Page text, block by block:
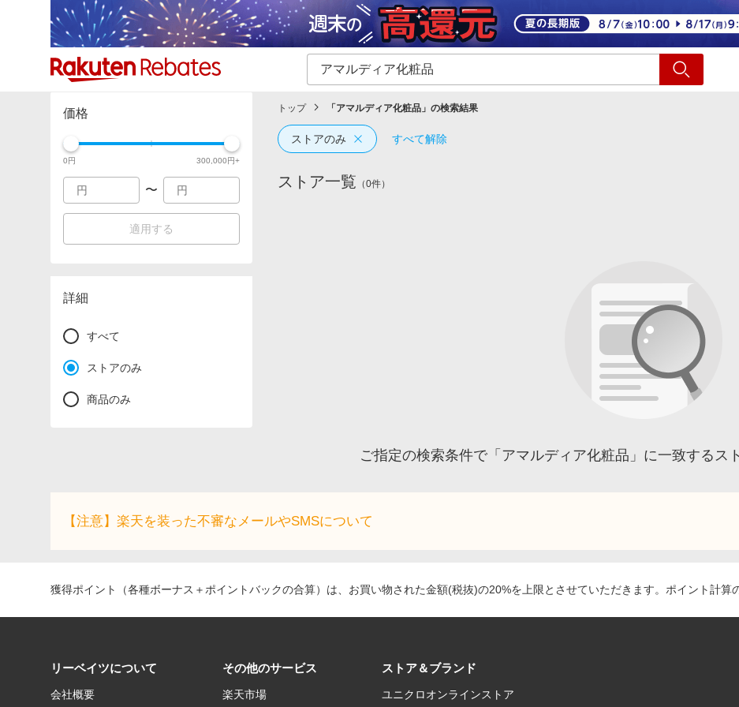
カテゴリー一覧 イベント一覧 ショッピング
価格
0円 300,000円+
〜
適用する
詳細
すべて
ストアのみ
商品のみ
トップ 「 アマルディア化粧品 」の検索結果
ストアのみ すべて解除
ストア一覧 （0件）
ご指定の検索条件で「アマルディア化粧品」に一致するス
【注意】楽天を装った不審なメールやSMSについて
獲得ポイント（各種ボーナス＋ポイントバックの合算）は、お買い物された金額(税抜)の20%を上限とさせていただきます。ポイント計算
リーベイツについて
会社概要
その他のサービス
楽天市場
ストア＆ブランド
ユニクロオンラインストア